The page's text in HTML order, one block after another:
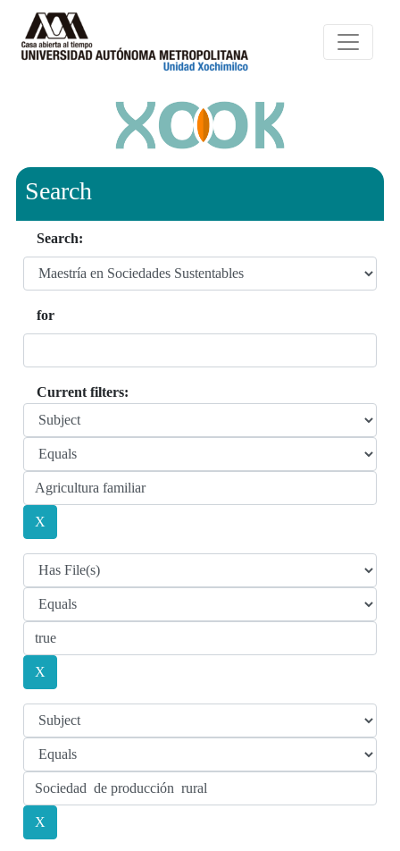
Search
Search:
for
Current filters: